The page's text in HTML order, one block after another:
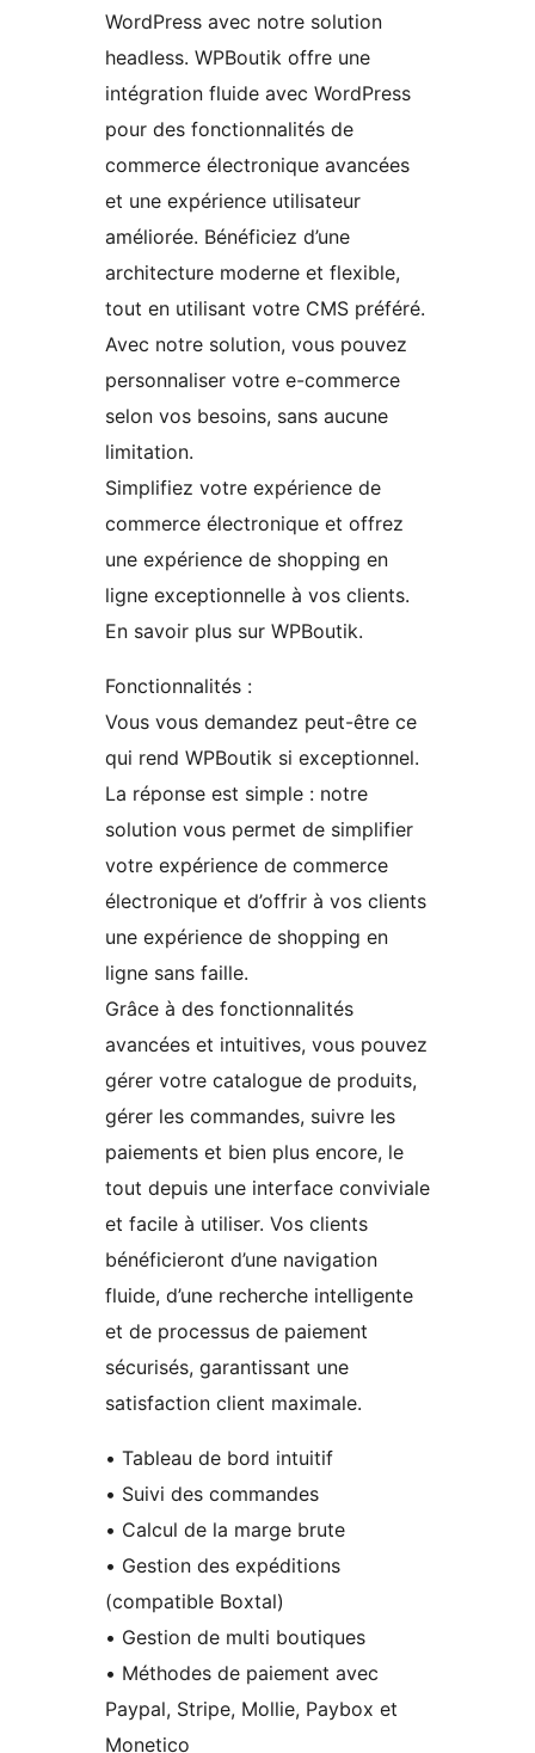
WordPress avec notre solution
headless. WPBoutik offre une
intégration fluide avec WordPress
pour des fonctionnalités de
commerce électronique avancées
et une expérience utilisateur
améliorée. Bénéficiez d’une
architecture moderne et flexible,
tout en utilisant votre CMS préféré.
Avec notre solution, vous pouvez
personnaliser votre e-commerce
selon vos besoins, sans aucune
limitation.
Simplifiez votre expérience de
commerce électronique et offrez
une expérience de shopping en
ligne exceptionnelle à vos clients.
En savoir plus sur WPBoutik.
Fonctionnalités :
Vous vous demandez peut-être ce
qui rend WPBoutik si exceptionnel.
La réponse est simple : notre
solution vous permet de simplifier
votre expérience de commerce
électronique et d’offrir à vos clients
une expérience de shopping en
ligne sans faille.
Grâce à des fonctionnalités
avancées et intuitives, vous pouvez
gérer votre catalogue de produits,
gérer les commandes, suivre les
paiements et bien plus encore, le
tout depuis une interface conviviale
et facile à utiliser. Vos clients
bénéficieront d’une navigation
fluide, d’une recherche intelligente
et de processus de paiement
sécurisés, garantissant une
satisfaction client maximale.
• Tableau de bord intuitif
• Suivi des commandes
• Calcul de la marge brute
• Gestion des expéditions
(compatible Boxtal)
• Gestion de multi boutiques
• Méthodes de paiement avec
Paypal, Stripe, Mollie, Paybox et
Monetico